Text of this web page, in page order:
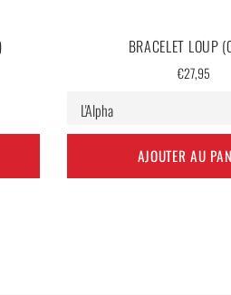
BRACELET LOUP
Prix
€27,95
AJOUTER AU